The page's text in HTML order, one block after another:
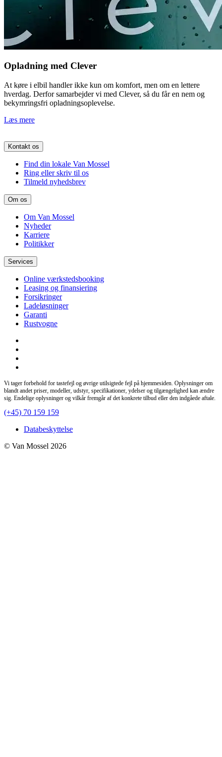
Opladning med Clever
At køre i elbil handler ikke kun om komfort, men om en lettere
hverdag. Derfor samarbejder vi med Clever, så du får en nem og
bekymringsfri opladningsoplevelse.
Læs mere
Kontakt os
Find din lokale Van Mossel
Ring eller skriv til os
Tilmeld nyhedsbrev
Om os
Om Van Mossel
Nyheder
Karriere
Politikker
Services
Online værkstedsbooking
Leasing og finansiering
Forsikringer
Ladeløsninger
Garanti
Rustvogne
Vi tager forbehold for tastefejl og øvrige utilsigtede fejl på hjemmesiden. Oplysninger om
blandt andet priser, modeller, udstyr, specifikationer, ydelser og tilgængelighed kan ændre
sig. Endelige oplysninger og vilkår fremgår af det konkrete tilbud eller den indgåede aftale.
(+45) 70 159 159
Databeskyttelse
© Van Mossel 2026